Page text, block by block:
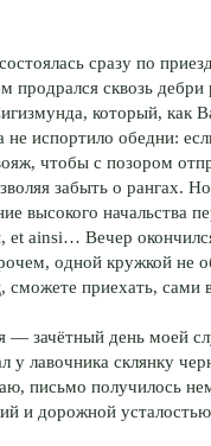
сразу по
продрался сквозь
который, как
не испортило обедни:
чтобы с позором
забыть о рангах.
высокого начальства
et ainsi… Вечер
одной кружкой не
приехать, сами
— зачётный день моей
у лавочника склянку
письмо получилось
и дорожной